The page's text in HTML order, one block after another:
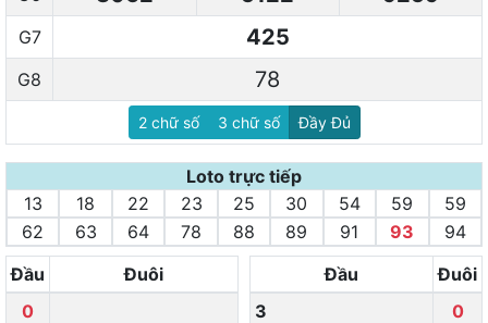
G7 425
G8 78
2 chữ số 3 chữ số Đầy Đủ
Loto trực tiếp
13
18 22 23 25 30 54 59
59
62
63 64 78 88 89 91 93
94
Đầu
Đuôi
0
Đầu
Đuôi
3
0